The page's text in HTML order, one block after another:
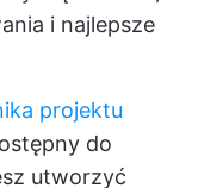
i najlepsze
projektu
do
utworzyć